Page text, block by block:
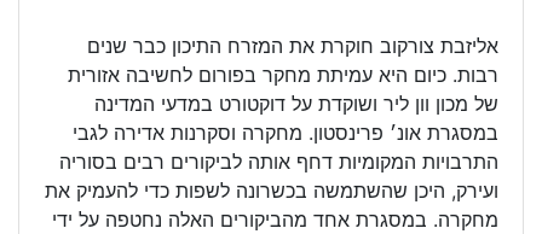
אליזבת צורקוב חוקרת את המזרח התיכון כבר שנים
רבות. כיום היא עמיתת מחקר בפורום לחשיבה אזורית
של מכון וון ליר ושוקדת על דוקטורט במדעי המדינה
במסגרת אונ׳ פרינסטון. מחקרה וסקרנות אדירה לגבי
התרבויות המקומיות דחף אותה לביקורים רבים בסוריה
ועירק, היכן שהשתמשה בכשרונה לשפות כדי להעמיק את
מחקרה. במסגרת אחד מהביקורים האלה נחטפה על ידי